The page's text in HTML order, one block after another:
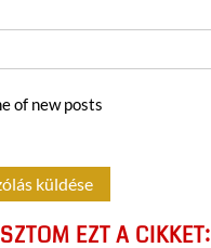
of new posts
EZT A CIKKET: